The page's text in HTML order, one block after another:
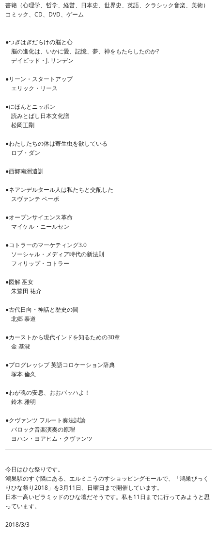
書籍（心理学、哲学、経営、日本史、世界史、英語、クラシック音楽、美術）
コミック、CD、DVD、ゲーム
●つぎはぎだらけの脳と心
脳の進化は、いかに愛、記憶、夢、神をもたらしたのか?
デイビッド・J. リンデン
●リーン・スタートアップ
エリック・リース
●にほんとニッポン
読みとばし日本文化譜
松岡正剛
●わたしたちの体は寄生虫を欲している
ロブ・ダン
●西郷南洲遺訓
●ネアンデルタール人は私たちと交配した
スヴァンテ ペーボ
●オープンサイエンス革命
マイケル・ニールセン
●コトラーのマーケティング3.0
ソーシャル・メディア時代の新法則
フィリップ・コトラー
●図解 巫女
朱鷺田 祐介
●古代日向・神話と歴史の間
北郷 泰道
●カーストから現代インドを知るための30章
金 基淑
●プログレッシブ 英語コロケーション辞典
塚本 倫久
●わが魂の安息、おおバッハよ！
鈴木 雅明
●クヴァンツ フルート奏法試論
バロック音楽演奏の原理
ヨハン・ヨアヒム・クヴァンツ
今日はひな祭りです。
鴻巣駅のすぐ隣にある、エルミこうのすショッピングモールで、「鴻巣びっく
りひな祭り2018」を3月11日、日曜日まで開催しています。
日本一高いピラミッドのひな壇だそうです。私も11日までに行ってみようと思
っています。
2018/3/3